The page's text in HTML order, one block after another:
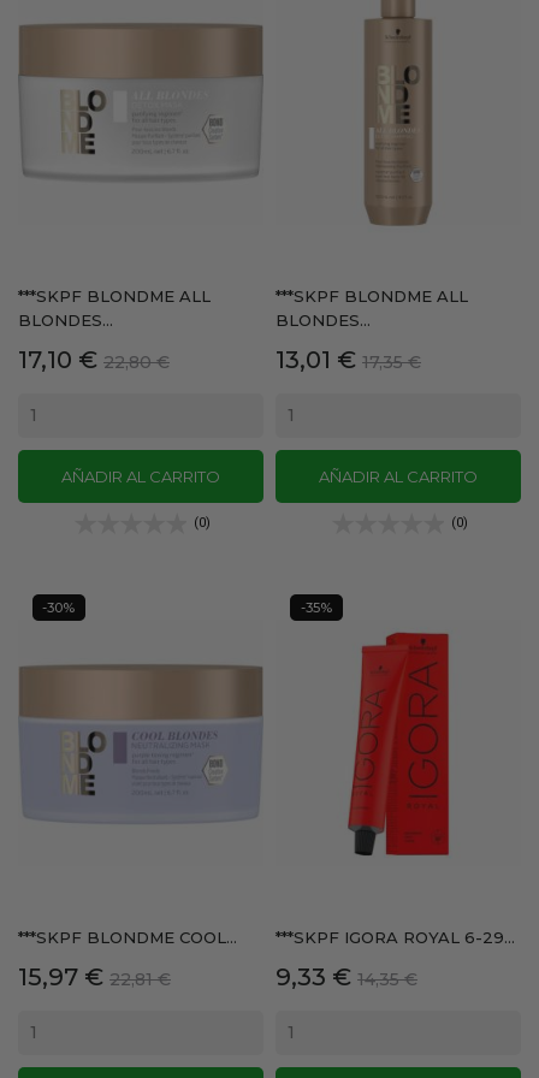
***SKPF BLONDME ALL
BLONDES...
Precio
17,10 € Precio
22,80 €
AÑADIR AL CARRITO
(0)
***SKPF BLONDME ALL
BLONDES...
Precio
13,01 € Precio
17,35 €
AÑADIR AL CARRITO
(0)
***SKPF BLONDME COOL...
Precio
15,97 € Precio
22,81 €
-30%
***SKPF IGORA ROYAL 6-29...
Precio
9,33 € Precio
14,35 €
-35%